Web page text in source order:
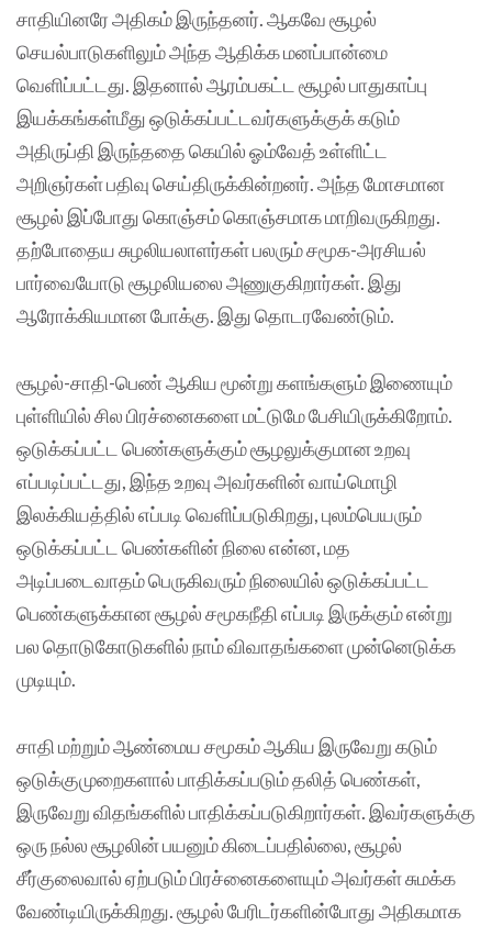
சாதியினரே அதிகம் இருந்தனர். ஆகவே சூழல்
செயல்பாடுகளிலும் அந்த ஆதிக்க மனப்பான்மை
வெளிப்பட்டது. இதனால் ஆரம்பகட்ட சூழல் பாதுகாப்பு
இயக்கங்கள்மீது ஒடுக்கப்பட்டவர்களுக்குக் கடும்
அதிருப்தி இருந்ததை கெயில் ஓம்வேத் உள்ளிட்ட
அறிஞர்கள் பதிவு செய்திருக்கின்றனர். அந்த மோசமான
சூழல் இப்போது கொஞ்சம் கொஞ்சமாக மாறிவருகிறது.
தற்போதைய சுழலியலாளர்கள் பலரும் சமூக-அரசியல்
பார்வையோடு சூழலியலை அணுகுகிறார்கள். இது
ஆரோக்கியமான போக்கு. இது தொடரவேண்டும்.
சூழல்-சாதி-பெண் ஆகிய மூன்று களங்களும் இணையும்
புள்ளியில் சில பிரச்னைகளை மட்டுமே பேசியிருக்கிறோம்.
ஒடுக்கப்பட்ட பெண்களுக்கும் சூழலுக்குமான உறவு
எப்படிப்பட்டது, இந்த உறவு அவர்களின் வாய்மொழி
இலக்கியத்தில் எப்படி வெளிப்படுகிறது, புலம்பெயரும்
ஒடுக்கப்பட்ட பெண்களின் நிலை என்ன, மத
அடிப்படைவாதம் பெருகிவரும் நிலையில் ஒடுக்கப்பட்ட
பெண்களுக்கான சூழல் சமூகநீதி எப்படி இருக்கும் என்று
பல தொடுகோடுகளில் நாம் விவாதங்களை முன்னெடுக்க
முடியும்.
சாதி மற்றும் ஆண்மைய சமூகம் ஆகிய இருவேறு கடும்
ஒடுக்குமுறைகளால் பாதிக்கப்படும் தலித் பெண்கள்,
இருவேறு விதங்களில் பாதிக்கப்படுகிறார்கள். இவர்களுக்கு
ஒரு நல்ல சூழலின் பயனும் கிடைப்பதில்லை, சூழல்
சீர்குலைவால் ஏற்படும் பிரச்னைகளையும் அவர்கள் சுமக்க
வேண்டியிருக்கிறது. சூழல் பேரிடர்களின்போது அதிகமாக